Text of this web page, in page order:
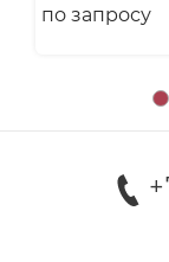
по запросу